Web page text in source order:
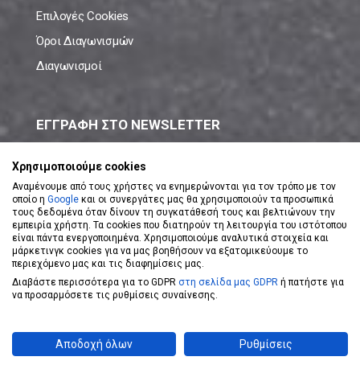
Επιλογές Cookies
Όροι Διαγωνισμών
Διαγωνισμοί
ΕΓΓΡΑΦΗ ΣΤΟ NEWSLETTER
ΕΓΓΡΑΦΗ ΣΤΟ NEWSLETTER
Αποδέχομαι τουςΌρους Χρήσης
Powered byeShopKeyDesigned byKoolmetrix
Χρησιμοποιούμε cookies
Αναμένουμε από τους χρήστες να ενημερώνονται για τον τρόπο με τον
οποίο η Google και οι συνεργάτες μας θα χρησιμοποιούν τα προσωπικά
τους δεδομένα όταν δίνουν τη συγκατάθεσή τους και βελτιώνουν την
εμπειρία χρήστη. Τα cookies που διατηρούν τη λειτουργία του ιστότοπου
είναι πάντα ενεργοποιημένα. Χρησιμοποιούμε αναλυτικά στοιχεία και
μάρκετινγκ cookies για να μας βοηθήσουν να εξατομικεύουμε το
περιεχόμενο μας και τις διαφημίσεις μας.
Διαβάστε περισσότερα για το GDPR στη σελίδα μας GDPR ή πατήστε για
να προσαρμόσετε τις ρυθμίσεις συναίνεσης.
Αποδοχή όλων Ρυθμίσεις